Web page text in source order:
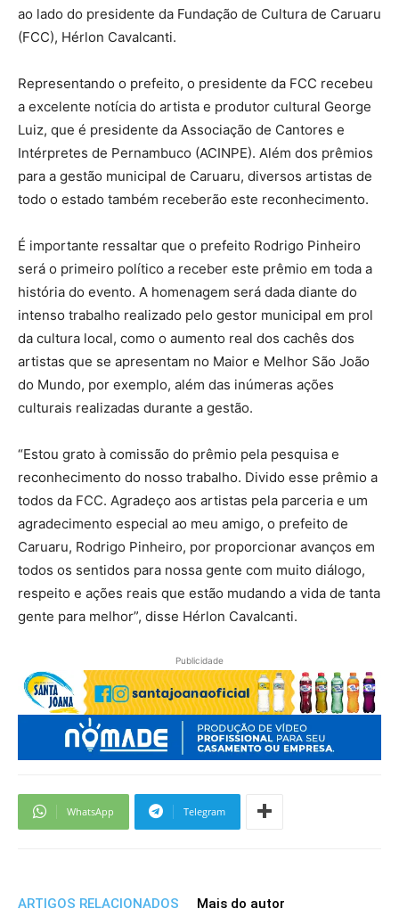
ao lado do presidente da Fundação de Cultura de Caruaru
(FCC), Hérlon Cavalcanti.
Representando o prefeito, o presidente da FCC recebeu
a excelente notícia do artista e produtor cultural George
Luiz, que é presidente da Associação de Cantores e
Intérpretes de Pernambuco (ACINPE). Além dos prêmios
para a gestão municipal de Caruaru, diversos artistas de
todo o estado também receberão este reconhecimento.
É importante ressaltar que o prefeito Rodrigo Pinheiro
será o primeiro político a receber este prêmio em toda a
história do evento. A homenagem será dada diante do
intenso trabalho realizado pelo gestor municipal em prol
da cultura local, como o aumento real dos cachês dos
artistas que se apresentam no Maior e Melhor São João
do Mundo, por exemplo, além das inúmeras ações
culturais realizadas durante a gestão.
“Estou grato à comissão do prêmio pela pesquisa e
reconhecimento do nosso trabalho. Divido esse prêmio a
todos da FCC. Agradeço aos artistas pela parceria e um
agradecimento especial ao meu amigo, o prefeito de
Caruaru, Rodrigo Pinheiro, por proporcionar avanços em
todos os sentidos para nossa gente com muito diálogo,
respeito e ações reais que estão mudando a vida de tanta
gente para melhor”, disse Hérlon Cavalcanti.
Publicidade
WhatsApp Telegram
ARTIGOS RELACIONADOS Mais do autor